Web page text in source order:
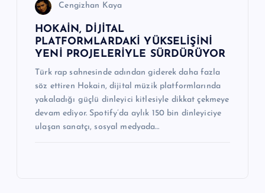
Cengizhan Kaya
HOKAİN, DİJİTAL
PLATFORMLARDAKİ YÜKSELİŞİNİ
YENİ PROJELERİYLE SÜRDÜRÜYOR
Türk rap sahnesinde adından giderek daha fazla
söz ettiren Hokain, dijital müzik platformlarında
yakaladığı güçlü dinleyici kitlesiyle dikkat çekmeye
devam ediyor. Spotify’da aylık 150 bin dinleyiciye
ulaşan sanatçı, sosyal medyada…